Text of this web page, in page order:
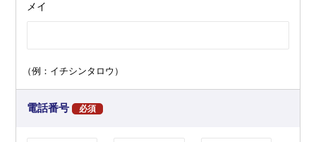
メイ
（例：イチシンタロウ）
電話番号 必須